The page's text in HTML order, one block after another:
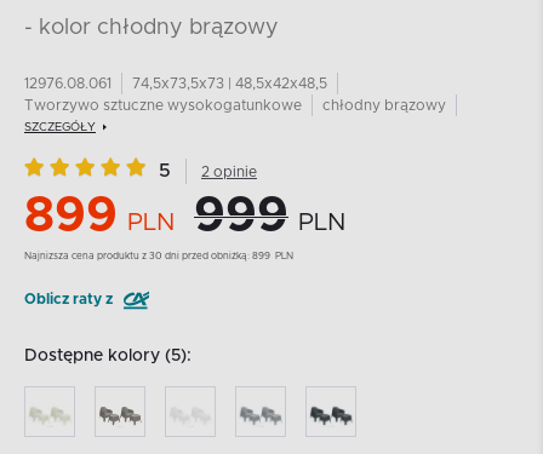
- kolor chłodny brązowy
12976.08.061
74,5x73,5x73 | 48,5x42x48,5
Tworzywo sztuczne wysokogatunkowe
chłodny brązowy
SZCZEGÓŁY
5 2 opinie
899 PLN 999 PLN
Najnizsza cena produktu z 30 dni przed obniżką: 899 PLN
Oblicz raty z
Dostępne kolory (5):